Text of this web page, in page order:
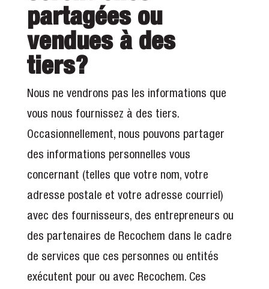
partagées ou
vendues à des
tiers?
Nous ne vendrons pas les informations que
vous nous fournissez à des tiers.
Occasionnellement, nous pouvons partager
des informations personnelles vous
concernant (telles que votre nom, votre
adresse postale et votre adresse courriel)
avec des fournisseurs, des entrepreneurs ou
des partenaires de Recochem dans le cadre
de services que ces personnes ou entités
exécutent pour ou avec Recochem. Ces